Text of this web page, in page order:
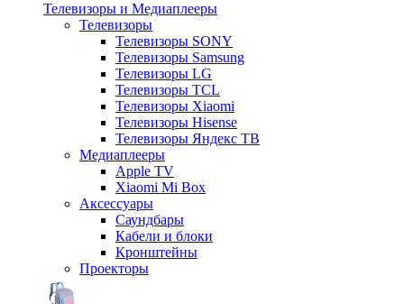
Телевизоры и Медиаплееры
Телевизоры
Телевизоры SONY
Телевизоры Samsung
Телевизоры LG
Телевизоры TCL
Телевизоры Xiaomi
Телевизоры Hisense
Телевизоры Яндекс ТВ
Медиаплееры
Apple TV
Xiaomi Mi Box
Аксессуары
Саундбары
Кабели и блоки
Кронштейны
Проекторы